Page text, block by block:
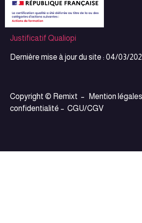
Justificatif Qualiopi
Dernière mise à jour du site : 04/03/
Copyright © Remixt –
Mention
confidentialité – CGU/CGV